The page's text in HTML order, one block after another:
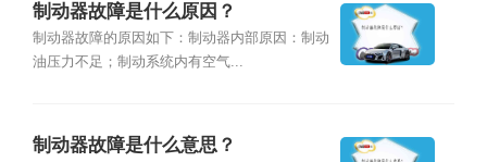
制动器故障是什么原因？
制动器故障的原因如下：制动器内部原因：制动
油压力不足；制动系统内有空气...
制动器故障是什么意思？